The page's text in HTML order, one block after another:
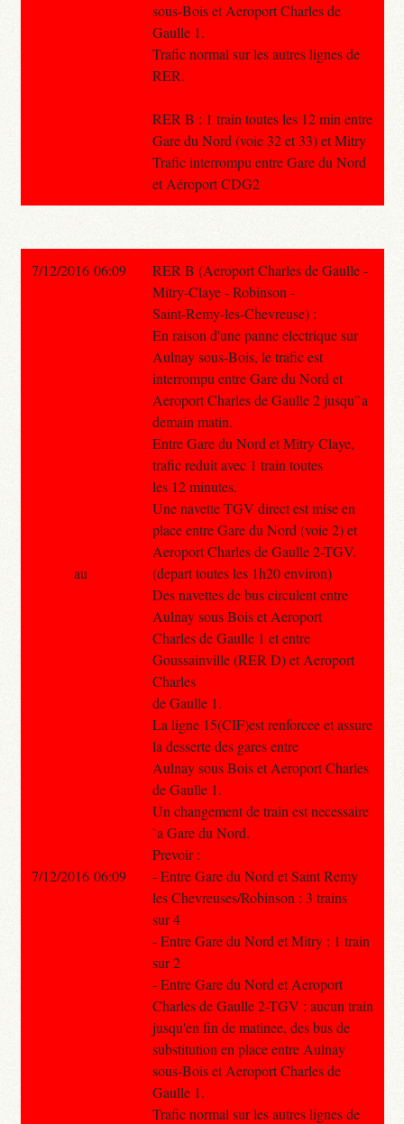
sous-Bois et Aeroport Charles de
Gaulle 1.
Trafic normal sur les autres lignes de
RER.
RER B : 1 train toutes les 12 min entre
Gare du Nord (voie 32 et 33) et Mitry
Trafic interrompu entre Gare du Nord
et Aéroport CDG2
7/12/2016 06:09
RER B (Aeroport Charles de Gaulle -
Mitry-Claye - Robinson -
Saint-Remy-les-Chevreuse) :
En raison d'une panne electrique sur
Aulnay sous-Bois, le trafic est
interrompu entre Gare du Nord et
Aeroport Charles de Gaulle 2 jusqu'`a
demain matin.
Entre Gare du Nord et Mitry Claye,
trafic reduit avec 1 train toutes
les 12 minutes.
Une navette TGV direct est mise en
place entre Gare du Nord (voie 2) et
Aeroport Charles de Gaulle 2-TGV.
(depart toutes les 1h20 environ)
Des navettes de bus circulent entre
Aulnay sous Bois et Aeroport
Charles de Gaulle 1 et entre
Goussainville (RER D) et Aeroport
Charles
de Gaulle 1.
La ligne 15(CIF)est renforcee et assure
la desserte des gares entre
Aulnay sous Bois et Aeroport Charles
de Gaulle 1.
Un changement de train est necessaire
`a Gare du Nord.
Prevoir :
- Entre Gare du Nord et Saint Remy
les Chevreuses/Robinson : 3 trains
sur 4
- Entre Gare du Nord et Mitry : 1 train
sur 2
- Entre Gare du Nord et Aeroport
Charles de Gaulle 2-TGV : aucun train
jusqu'en fin de matinee, des bus de
substitution en place entre Aulnay
sous-Bois et Aeroport Charles de
Gaulle 1.
Trafic normal sur les autres lignes de
au
7/12/2016 06:09